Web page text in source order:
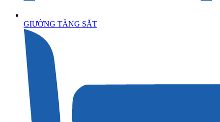
GIƯỜNG TẦNG SẮT